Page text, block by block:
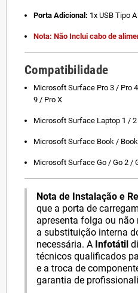
Porta Adicional: 1x USB Tipo
Nota: Não Inclui cabo de
Compatibilidade
Microsoft Surface Pro 3 / Pro
9 / Pro X
Microsoft Surface Laptop 1 /
Microsoft Surface Book /
Microsoft Surface Go / Go 2 /
Nota de Instalação e
que a porta de
apresenta folga ou não
a substituição interna
necessária. A Infotátil
técnicos qualificados
e a troca de
garantia de